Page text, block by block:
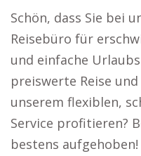
Schön, dass Sie bei
Reisebüro für
und einfache
preiswerte Reise
unserem flexiblen,
Service profitieren?
bestens